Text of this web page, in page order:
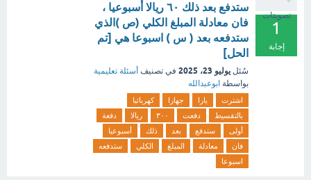
تصويتات
1
إجابة
ستدفع بعد ذلك ٦٠ ريالا أسبوعيا ،
فان معادلة المبلغ الكلي (ص )الذي
ستدفعه بعد ( س ) اسبوعا هي [تم
الحل]
سُئل يوليو 23، 2025 في تصنيف أسئلة تعليمية
بواسطة ابوعبدالله
اشترت يارا جهازا
كهربائيا
بالتقسيط
دفعت ٣٠٠ ريالا
دفعة
أولى
ستدفع بعد ذلك
أسبوعيا
فان
معادلة المبلغ الكلي
ستدفعه
اسبوعا